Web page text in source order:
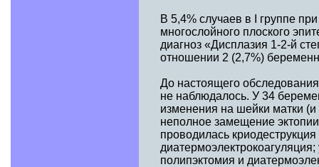
В 5,4% случаев в I группе
многослойного плоского
диагноз «Дисплазия 1-2-й
отношении 2 (2,7%)
До настоящего
не наблюдалось. У 34
изменения на шейки матки
неполное замещение
проводилась
полипэктомия и